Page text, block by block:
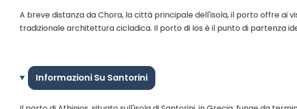
A breve distanza da Chora, la città principale dell'isola, il porto offre ai
tradizionale architettura cicladica. Il porto di Ios è il punto di partenza
Informazioni Su Santorini